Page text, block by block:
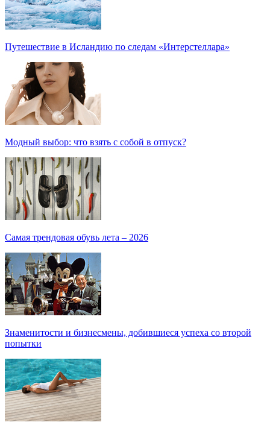
Путешествие в Исландию по следам «Интерстеллара»
Модный выбор: что взять с собой в отпуск?
Самая трендовая обувь лета – 2026
Знаменитости и бизнесмены, добившиеся успеха со второй
попытки